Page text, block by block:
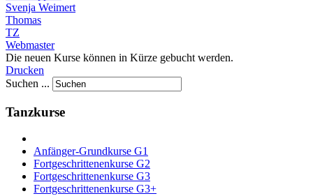
Svenja Weimert
Thomas
TZ
Webmaster
Die neuen Kurse können in Kürze gebucht werden.
Drucken
Suchen ...
Tanzkurse
Anfänger-Grundkurse G1
Fortgeschrittenenkurse G2
Fortgeschrittenenkurse G3
Fortgeschrittenenkurse G3+